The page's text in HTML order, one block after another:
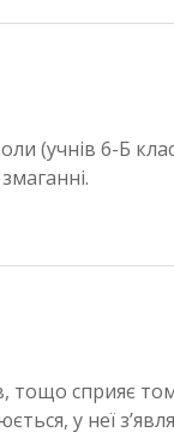
(учнів 6-Б
тощо сприяє
у неї